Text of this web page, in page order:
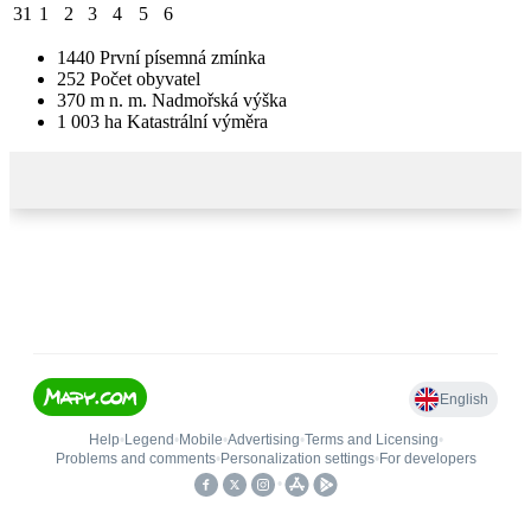
31 1 2 3 4 5 6
1440 První písemná zmínka
252 Počet obyvatel
370 m n. m. Nadmořská výška
1 003 ha Katastrální výměra